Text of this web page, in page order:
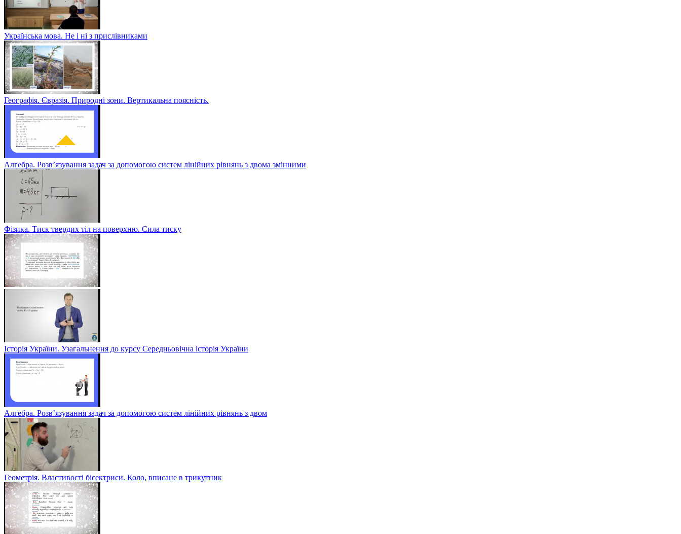
Українська мова. Не і ні з прислівниками
Географія. Євразія. Природні зони. Вертикальна поясність.
Алгебра. Розв’язування задач за допомогою систем лінійних рівнянь з двома змінними
Фізика. Тиск твердих тіл на поверхню. Сила тиску
Історія України. Узагальнення до курсу Середньовічна історія України
Алгебра. Розв’язування задач за допомогою систем лінійних рівнянь з двом
Геометрія. Властивості бісектриси. Коло, вписане в трикутник